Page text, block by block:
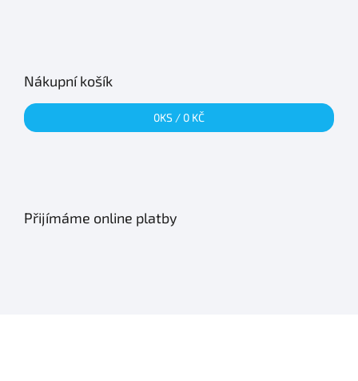
Nákupní košík
0KS / 0 KČ
Přijímáme online platby